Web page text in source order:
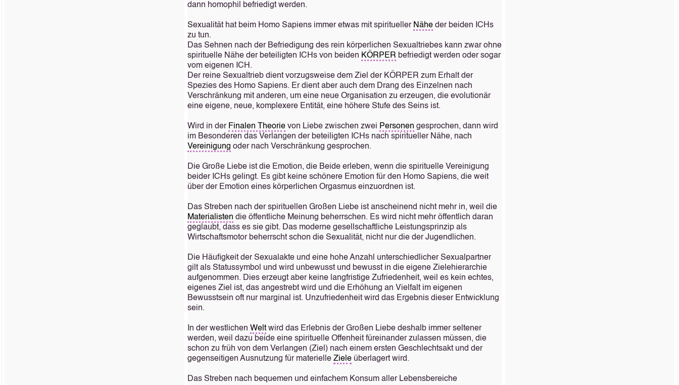
dann homophil befriedigt werden.
Sexualität hat beim Homo Sapiens immer etwas mit spiritueller Näheder beiden ICHs
zu tun.
Das Sehnen nach der Befriedigung des rein körperlichen Sexualtriebes kann zwar ohne
spirituelle Nähe der beteiligten ICHs von beiden KÖRPER befriedigt werden oder sogar
vom eigenen ICH.
Der reine Sexualtrieb dient vorzugsweise dem Ziel der KÖRPER zum Erhalt der
Spezies des Homo Sapiens. Er dient aber auch dem Drang des Einzelnen nach
Verschränkung mit anderen, um eine neue Organisation zu erzeugen, die evolutionär
eine eigene, neue, komplexere Entität, eine höhere Stufe des Seins ist.
Wird in der Finalen Theorievon Liebe zwischen zwei Personen gesprochen, dann wird
im Besonderen das Verlangen der beteiligten ICHs nach spiritueller Nähe, nach
Vereinigung oder nach Verschränkung gesprochen.
Die Große Liebe ist die Emotion, die Beide erleben, wenn die spirituelle Vereinigung
beider ICHs gelingt. Es gibt keine schönere Emotion für den Homo Sapiens, die weit
über der Emotion eines körperlichen Orgasmus einzuordnen ist.
Das Streben nach der spirituellen Großen Liebe ist anscheinend nicht mehr in, weil die
Materialisten die öffentliche Meinung beherrschen. Es wird nicht mehr öffentlich daran
geglaubt, dass es sie gibt. Das moderne gesellschaftliche Leistungsprinzip als
Wirtschaftsmotor beherrscht schon die Sexualität, nicht nur die der Jugendlichen.
Die Häufigkeit der Sexualakte und eine hohe Anzahl unterschiedlicher Sexualpartner
gilt als Statussymbol und wird unbewusst und bewusst in die eigene Zielehierarchie
aufgenommen. Dies erzeugt aber keine langfristige Zufriedenheit, weil es kein echtes,
eigenes Ziel ist, das angestrebt wird und die Erhöhung an Vielfalt im eigenen
Bewusstsein oft nur marginal ist. Unzufriedenheit wird das Ergebnis dieser Entwicklung
sein.
In der westlichen Weltwird das Erlebnis der Großen Liebe deshalb immer seltener
werden, weil dazu beide eine spirituelle Offenheit füreinander zulassen müssen, die
schon zu früh von dem Verlangen (Ziel) nach einem ersten Geschlechtsakt und der
gegenseitigen Ausnutzung für materielle Zieleüberlagert wird.
Das Streben nach bequemen und einfachem Konsum aller Lebensbereiche